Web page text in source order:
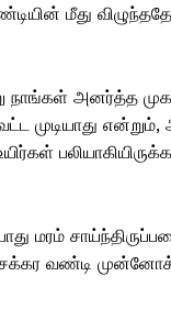
மீது
நாங்கள் அனர்த்த
முடியாது
மரம்
வண்டி